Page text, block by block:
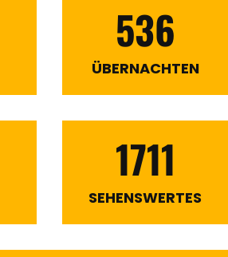
536
ÜBERNACHTEN
1711
SEHENSWERTES